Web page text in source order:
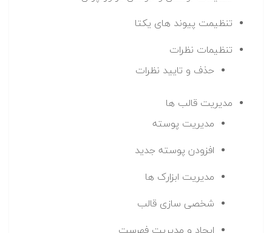
تنظیمت پیوند های یکتا
تنظیمات نظرات
حذف و تایید نظرات
مدیریت قالب ها
مدیریت پوسته
افزودن پوسته جدید
مدیریت ابزارک ها
شخصی سازی قالب
ایجاد و مدیریت فهرست